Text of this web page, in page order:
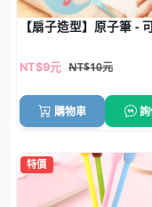
【扇子造型】原子筆 -
NT$9元 NT$10元
購物車 詢
特價